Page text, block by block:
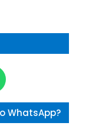
WhatsApp?